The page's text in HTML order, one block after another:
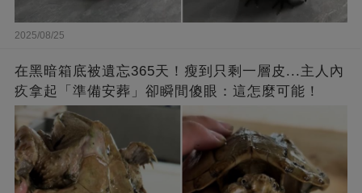
2025/08/25
在黑暗箱底被遺忘365天！瘦到只剩一層皮...主人內
疚拿起「準備安葬」卻瞬間傻眼：這怎麼可能！